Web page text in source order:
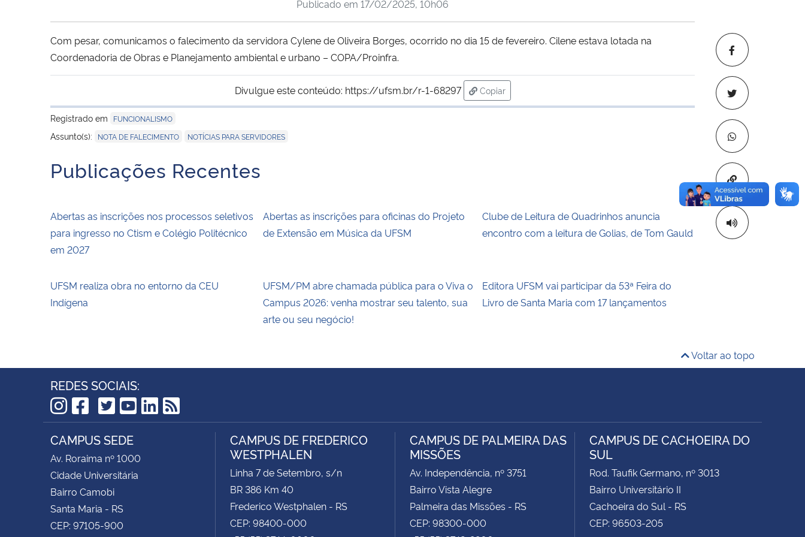
Copiar para
Publicado em 17/02/2025, 10h06
Com pesar, comunicamos o falecimento da servidora Cylene de Oliveira Borges, ocorrido no dia 15 de fevereiro. Cilene estava lotada na
Coordenadoria de Obras e Planejamento ambiental e urbano – COPA/Proinfra.
Divulgue este conteúdo: https://ufsm.br/r-1-68297
Copiar
para área de transferência
Registrado em
FUNCIONALISMO
Assunto(s): NOTA DE FALECIMENTO NOTÍCIAS PARA SERVIDORES
Publicações Recentes
Abertas as inscrições nos processos seletivos
para ingresso no Ctism e Colégio Politécnico
em 2027
Abertas as inscrições para oficinas do Projeto
de Extensão em Música da UFSM
Clube de Leitura de Quadrinhos anuncia
encontro com a leitura de Golias, de Tom Gauld
UFSM realiza obra no entorno da CEU
Indígena
UFSM/PM abre chamada pública para o Viva o
Campus 2026: venha mostrar seu talento, sua
arte ou seu negócio!
Editora UFSM vai participar da 53ª Feira do
Livro de Santa Maria com 17 lançamentos
Voltar ao topo
REDES SOCIAIS:
Instagram
Facebook
TikTok
Twitter
YouTube
LinkedIn
RSS
CAMPUS SEDE
Av. Roraima nº 1000
Cidade Universitária
Bairro Camobi
Santa Maria - RS
CEP: 97105-900
CAMPUS DE FREDERICO
WESTPHALEN
Linha 7 de Setembro, s/n
BR 386 Km 40
Frederico Westphalen - RS
CEP: 98400-000
CAMPUS DE PALMEIRA DAS
MISSÕES
Av. Independência, nº 3751
Bairro Vista Alegre
Palmeira das Missões - RS
CEP: 98300-000
CAMPUS DE CACHOEIRA DO
SUL
Rod. Taufik Germano, nº 3013
Bairro Universitário II
Cachoeira do Sul - RS
CEP: 96503-205